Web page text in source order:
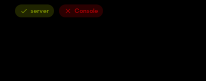
server Console